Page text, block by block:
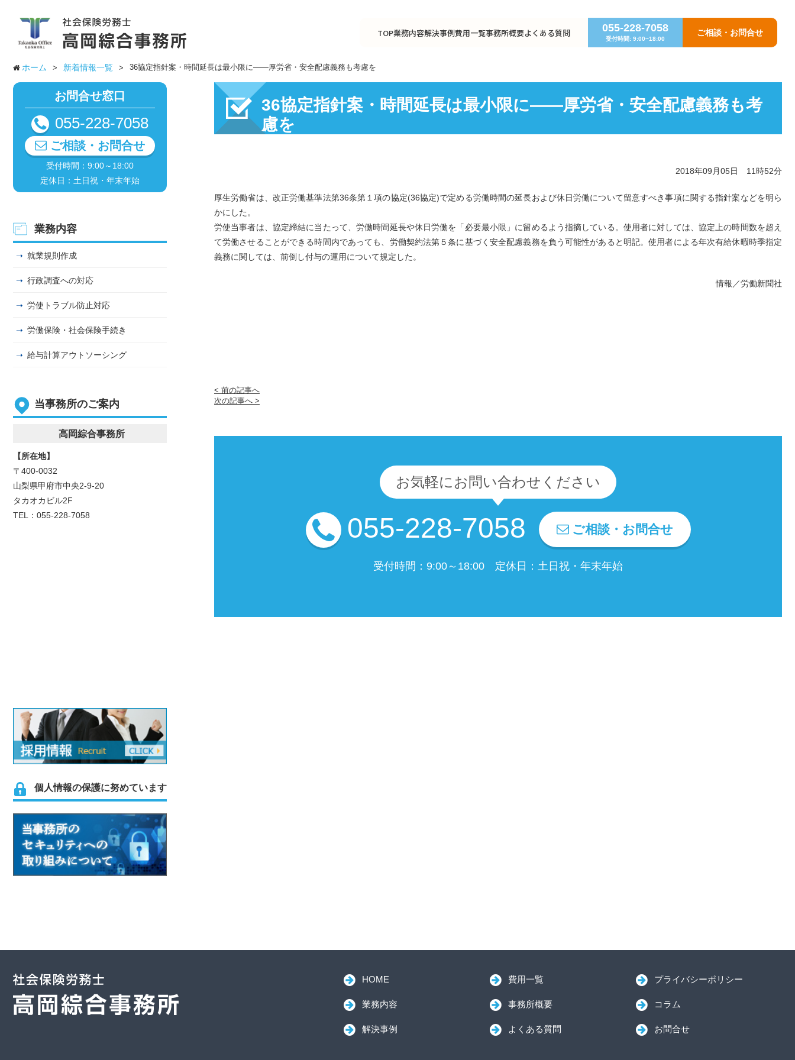
TOP業務内容解決事例費用一覧事務所概要よくある質問 055-228-7058
受付時間: 9:00~18:00
ご相談・お問合せ
ホーム 新着情報一覧 36協定指針案・時間延長は最小限に――厚労省・安全配慮義務も考慮を
36協定指針案・時間延長は最小限に――厚労省・安全配慮義務も考
慮を
2018年09月05日 11時52分
厚生労働省は、改正労働基準法第36条第１項の協定(36協定)で定める労働時間の延長および休日労働について留意すべき事項に関する指針案などを明ら
かにした。
労使当事者は、協定締結に当たって、労働時間延長や休日労働を「必要最小限」に留めるよう指摘している。使用者に対しては、協定上の時間数を超え
て労働させることができる時間内であっても、労働契約法第５条に基づく安全配慮義務を負う可能性があると明記。使用者による年次有給休暇時季指定
義務に関しては、前倒し付与の運用について規定した。
情報／労働新聞社
< 前の記事へ
次の記事へ >
お気軽にお問い合わせください
055-228-7058 ご相談・お問合せ
受付時間：9:00～18:00 定休日：土日祝・年末年始
お問合せ窓口
055-228-7058
ご相談・お問合せ
受付時間：9:00～18:00
定休日：土日祝・年末年始
業務内容
就業規則作成
行政調査への対応
労使トラブル防止対応
労働保険・社会保険手続き
給与計算アウトソーシング
当事務所のご案内
高岡綜合事務所
【所在地】
〒400-0032
山梨県甲府市中央2-9-20
タカオカビル2F
TEL：055-228-7058
個人情報の保護に努めています
HOME 費用一覧 プライバシーポリシー
業務内容 事務所概要 コラム
解決事例 よくある質問 お問合せ